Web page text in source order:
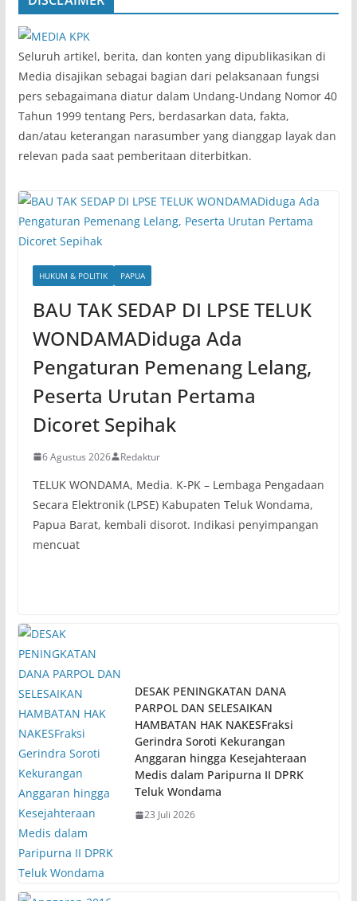
‎Seluruh artikel, berita, dan konten yang dipublikasikan di
Media disajikan sebagai bagian dari pelaksanaan fungsi
pers sebagaimana diatur dalam Undang-Undang Nomor 40
Tahun 1999 tentang Pers, berdasarkan data, fakta,
dan/atau keterangan narasumber yang dianggap layak dan
relevan pada saat pemberitaan diterbitkan.
HUKUM & POLITIK PAPUA
BAU TAK SEDAP DI LPSE TELUK
WONDAMADiduga Ada
Pengaturan Pemenang Lelang,
Peserta Urutan Pertama
Dicoret Sepihak
6 Agustus 2026 Redaktur
TELUK WONDAMA, Media. K-PK – Lembaga Pengadaan
Secara Elektronik (LPSE) Kabupaten Teluk Wondama,
Papua Barat, kembali disorot. Indikasi penyimpangan
mencuat
DESAK PENINGKATAN DANA
PARPOL DAN SELESAIKAN
HAMBATAN HAK NAKESFraksi
Gerindra Soroti Kekurangan
Anggaran hingga Kesejahteraan
Medis dalam Paripurna II DPRK
Teluk Wondama
23 Juli 2026